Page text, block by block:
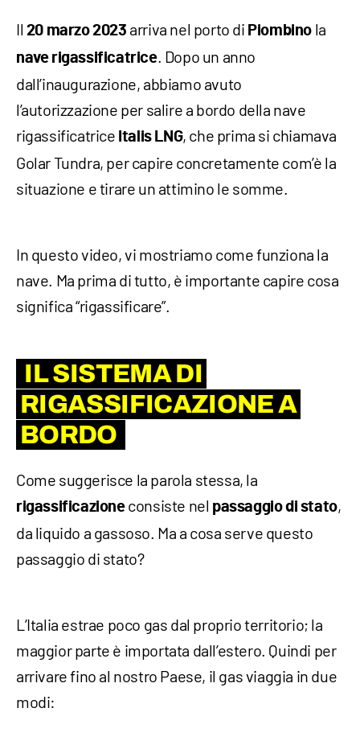
Il 20 marzo 2023 arriva nel porto di Piombino la
nave rigassificatrice. Dopo un anno
dall’inaugurazione, abbiamo avuto
l’autorizzazione per salire a bordo della nave
rigassificatrice Italis LNG, che prima si chiamava
Golar Tundra, per capire concretamente com’è la
situazione e tirare un attimino le somme.
In questo video, vi mostriamo come funziona la
nave. Ma prima di tutto, è importante capire cosa
significa “rigassificare”.
IL SISTEMA DI
RIGASSIFICAZIONE A
BORDO
Come suggerisce la parola stessa, la
rigassificazione consiste nel passaggio di stato,
da liquido a gassoso. Ma a cosa serve questo
passaggio di stato?
L’Italia estrae poco gas dal proprio territorio; la
maggior parte è importata dall’estero. Quindi per
arrivare fino al nostro Paese, il gas viaggia in due
modi: